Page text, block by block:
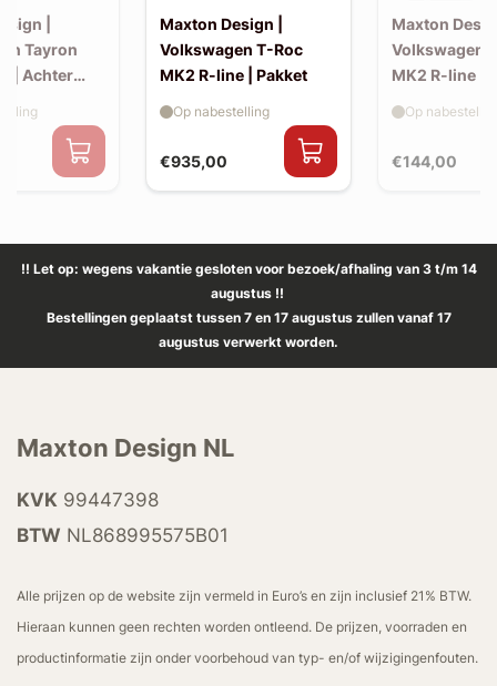
|
Tayron
| Achter
Maxton Design |
Volkswagen T-Roc
MK2 R-line | Pakket
€935,00
Op nabestelling
Maxton
Volkswagen
MK2 R-line |
€144,00
Op
!! Let op: wegens vakantie gesloten voor bezoek/afhaling van 3 t/m 14
augustus !!
Bestellingen geplaatst tussen 7 en 17 augustus zullen vanaf 17
augustus verwerkt worden.
Maxton Design NL
KVK 99447398
BTW NL868995575B01
Alle prijzen op de website zijn vermeld in Euro’s en zijn inclusief 21% BTW.
Hieraan kunnen geen rechten worden ontleend. De prijzen, voorraden en
productinformatie zijn onder voorbehoud van typ- en/of wijzigingenfouten.